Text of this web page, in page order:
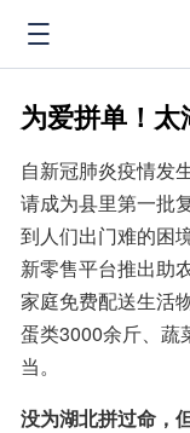
为爱拼单！
自新冠肺炎疫情发
请成为县里第一批
到人们出门难的困
新零售平台推出助
家庭免费配送生活
蛋类3000余斤、蔬
当。
没为湖北拼过命，